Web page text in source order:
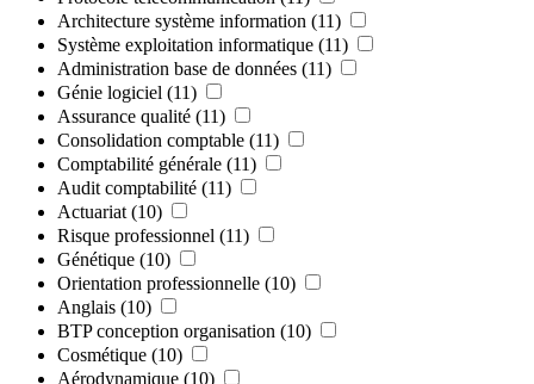
Architecture système information (11)
Système exploitation informatique (11)
Administration base de données (11)
Génie logiciel (11)
Assurance qualité (11)
Consolidation comptable (11)
Comptabilité générale (11)
Audit comptabilité (11)
Actuariat (10)
Risque professionnel (11)
Génétique (10)
Orientation professionnelle (10)
Anglais (10)
BTP conception organisation (10)
Cosmétique (10)
Aérodynamique (10)